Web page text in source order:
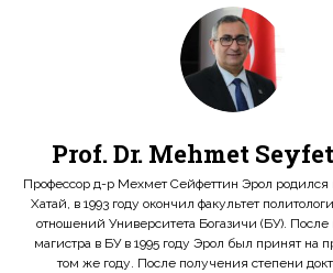
Prof. Dr. Mehmet
Профессор д-р Мехмет Сейфеттин Эрол родился
Хатай, в 1993 году окончил факультет
отношений Университета Богазичи (БУ).
магистра в БУ в 1995 году Эрол был принят на
том же году. После получения степени